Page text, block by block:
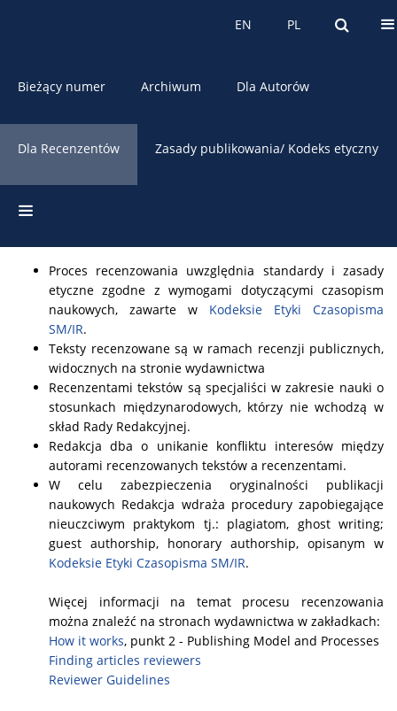
PL
EN PL
EN
Bieżący numer Archiwum Dla Autorów
Dla Recenzentów Zasady publikowania/ Kodeks etyczny
Zasady recenzowania
Proces recenzowania uwzględnia standardy i zasady
etyczne zgodne z wymogami dotyczącymi czasopism
naukowych, zawarte w Kodeksie Etyki Czasopisma
SM/IR.
Teksty recenzowane są w ramach recenzji publicznych,
widocznych na stronie wydawnictwa
Recenzentami tekstów są specjaliści w zakresie nauki o
stosunkach międzynarodowych, którzy nie wchodzą w
skład Rady Redakcyjnej.
Redakcja dba o unikanie konfliktu interesów między
autorami recenzowanych tekstów a recenzentami.
W celu zabezpieczenia oryginalności publikacji
naukowych Redakcja wdraża procedury zapobiegające
nieuczciwym praktykom tj.: plagiatom, ghost writing;
guest authorship, honorary authorship, opisanym w
Kodeksie Etyki Czasopisma SM/IR.
Więcej informacji na temat procesu recenzowania
można znaleźć na stronach wydawnictwa w zakładkach:
How it works, punkt 2 - Publishing Model and Processes
Finding articles reviewers
Reviewer Guidelines